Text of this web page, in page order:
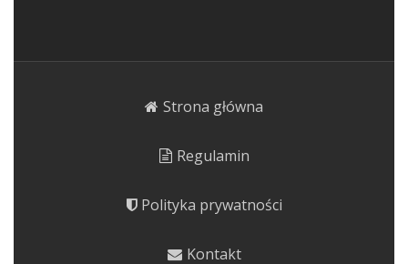
Strona główna
Regulamin
Polityka prywatności
Kontakt